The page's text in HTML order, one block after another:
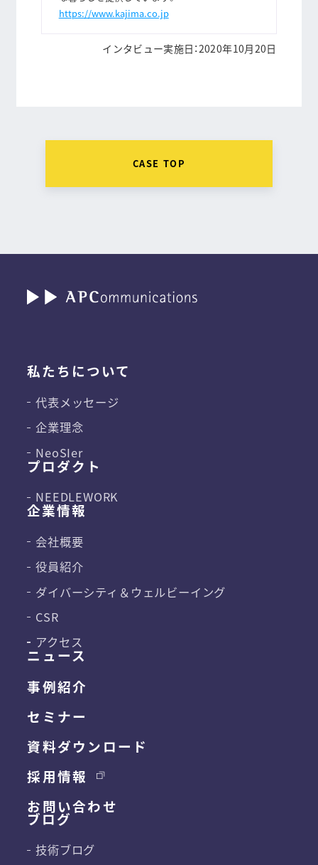
https://www.kajima.co.jp
インタビュー実施日：2020年10月20日
CASE TOP
ニュース
事例紹介
セミナー
資料ダウンロード
採用情報
お問い合わせ
私たちについて
代表メッセージ
企業理念
NeoSIer
プロダクト
NEEDLEWORK
企業情報
会社概要
役員紹介
ダイバーシティ＆ ウェルビーイング
CSR
アクセス
ブログ
技術ブログ